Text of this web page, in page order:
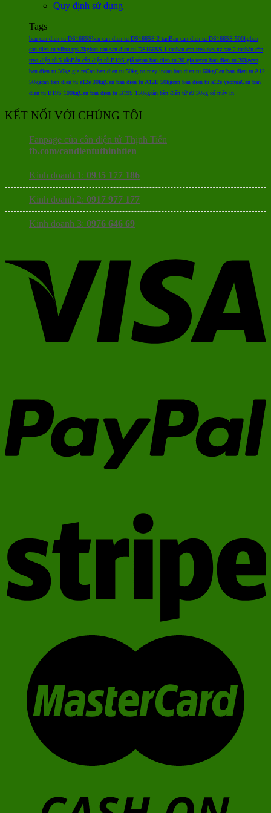
Quy định sử dụng
Tags
ban can dien tu DS166SSban can dien tu DS166SS 2 tanBan can dien tu DS166SS 500kgban
can dien tu vibra tps 3kgban can san dien tu DS166SS 1 tanban can treo ocs xz aae 2 tanbán cân
treo điện tử 5 tấnBán cân điện tử B19S giá rẻcan ban dien tu 30 gia recan ban dien tu 30kgcan
ban dien tu 30kg gia reCan ban dien tu 50kg co may incan ban dien tu 60kgCan ban dien tu A12
50kgcan ban dien tu a12e 30kgCan ban dien tu A12E 50kgcan ban dien tu a12e yaohuaCan ban
dien tu B19S 100kgCan ban dien tu B19S 150kgcân bàn điện tử a9 30kg có máy in
KẾT NỐI VỚI CHÚNG TÔI
Fanpage của cân điện tử Thịnh Tiến
fb.com/candientuthinhtien
Kinh doanh 1: 0935 177 186
Kinh doanh 2: 0917 977 177
Kinh doanh 3: 0976 646 69